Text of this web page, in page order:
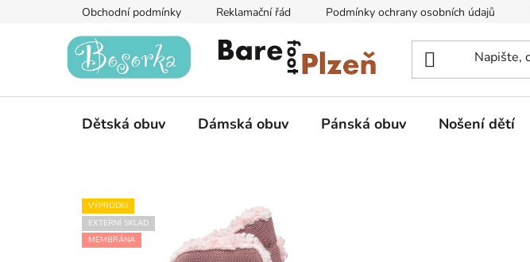
Obchodní podmínky Reklamační řád Podmínky ochrany osobních údajů
Dětská obuv Dámská obuv Pánská obuv Nošení dětí
VÝPRODEJ
EXTERNÍ SKLAD
MEMBRÁNA